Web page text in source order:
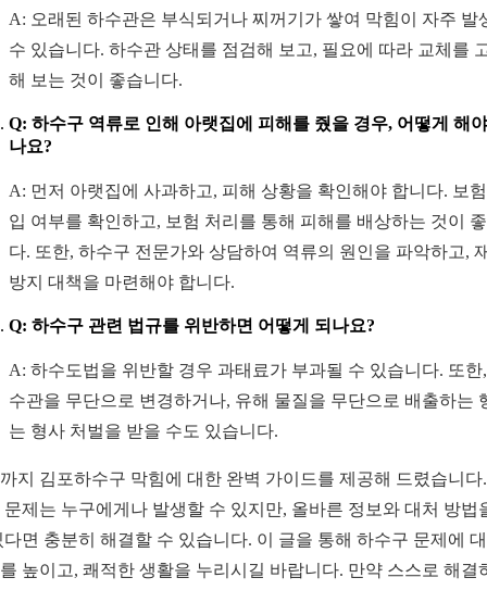
A: 오래된 하수관은 부식되거나 찌꺼기가 쌓여 막힘이 자주 발
수 있습니다. 하수관 상태를 점검해 보고, 필요에 따라 교체를
해 보는 것이 좋습니다.
Q: 하수구 역류로 인해 아랫집에 피해를 줬을 경우, 어떻게 해
나요?
A: 먼저 아랫집에 사과하고, 피해 상황을 확인해야 합니다. 보
입 여부를 확인하고, 보험 처리를 통해 피해를 배상하는 것이
다. 또한, 하수구 전문가와 상담하여 역류의 원인을 파악하고,
방지 대책을 마련해야 합니다.
Q: 하수구 관련 법규를 위반하면 어떻게 되나요?
A: 하수도법을 위반할 경우 과태료가 부과될 수 있습니다. 또한
수관을 무단으로 변경하거나, 유해 물질을 무단으로 배출하는
는 형사 처벌을 받을 수도 있습니다.
지 김포하수구 막힘에 대한 완벽 가이드를 제공해 드렸습니다
문제는 누구에게나 발생할 수 있지만, 올바른 정보와 대처 방법
다면 충분히 해결할 수 있습니다. 이 글을 통해 하수구 문제에
높이고, 쾌적한 생활을 누리시길 바랍니다. 만약 스스로 해결